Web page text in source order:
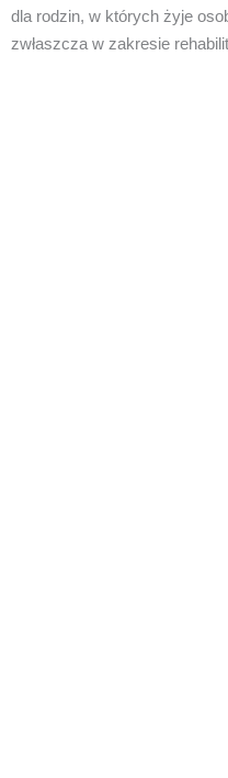
dla rodzin, w których żyje
zwłaszcza w zakresie